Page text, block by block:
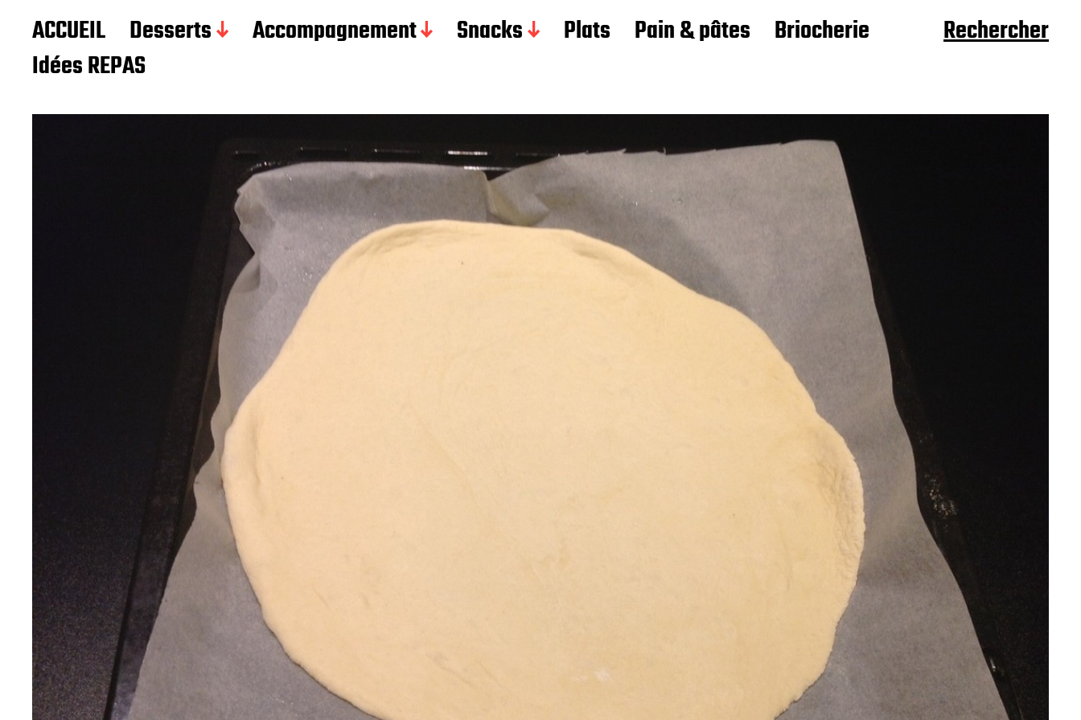
Les recettes de Delphine
ACCUEIL Desserts Accompagnement Snacks Plats Pain & pâtes
Briocherie
Idées REPAS
Rechercher